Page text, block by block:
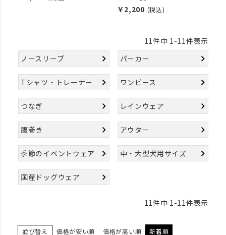
￥2,200 (税込)
11件中 1-11件表示
ノースリーブ
パーカー
Tシャツ・トレーナー ワンピース
つなぎ レインウェア
腹巻き アウター
季節のイベントウェア 中・大型犬用サイズ
国産ドッグウェア
11件中 1-11件表示
並び替え 価格が安い順 価格が高い順 新着順